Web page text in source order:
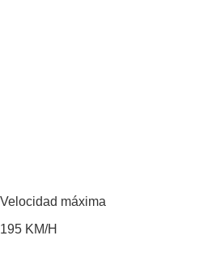
Velocidad máxima
195 KM/H